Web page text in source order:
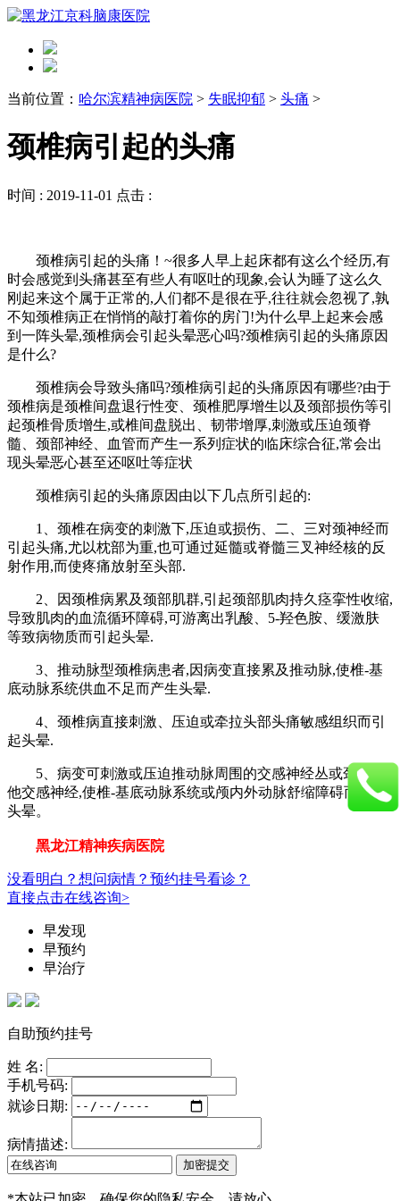
当前位置： 哈尔滨精神病医院 > 失眠抑郁 > 头痛 >
颈椎病引起的头痛
时间 : 2019-11-01 点击 :
颈椎病引起的头痛！~很多人早上起床都有这么个经历,有
时会感觉到头痛甚至有些人有呕吐的现象,会认为睡了这么久
刚起来这个属于正常的,人们都不是很在乎,往往就会忽视了,孰
不知颈椎病正在悄悄的敲打着你的房门!为什么早上起来会感
到一阵头晕,颈椎病会引起头晕恶心吗?颈椎病引起的头痛原因
是什么?
颈椎病会导致头痛吗?颈椎病引起的头痛原因有哪些?由于
颈椎病是颈椎间盘退行性变、颈椎肥厚增生以及颈部损伤等引
起颈椎骨质增生,或椎间盘脱出、韧带增厚,刺激或压迫颈脊
髓、颈部神经、血管而产生一系列症状的临床综合征,常会出
现头晕恶心甚至还呕吐等症状
颈椎病引起的头痛原因由以下几点所引起的:
1、颈椎在病变的刺激下,压迫或损伤、二、三对颈神经而
引起头痛,尤以枕部为重,也可通过延髓或脊髓三叉神经核的反
射作用,而使疼痛放射至头部.
2、因颈椎病累及颈部肌群,引起颈部肌肉持久痉挛性收缩,
导致肌肉的血流循环障碍,可游离出乳酸、5-羟色胺、缓激肤
等致病物质而引起头晕.
3、推动脉型颈椎病患者,因病变直接累及推动脉,使椎-基
底动脉系统供血不足而产生头晕.
4、颈椎病直接刺激、压迫或牵拉头部头痛敏感组织而引
起头晕.
5、病变可刺激或压迫推动脉周围的交感神经丛或颈部其
他交感神经,使椎-基底动脉系统或颅内外动脉舒缩障碍而产生
头晕。
黑龙江精神疾病医院
没看明白？想问病情？预约挂号看诊？
直接点击在线咨询>
早发现
早预约
早治疗
自助预约挂号
姓 名:
手机号码:
就诊日期:
病情描述: